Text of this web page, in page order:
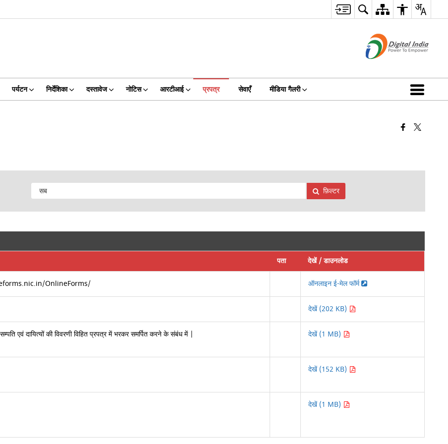
पर्यटन निर्देशिका दस्तावेज नोटिस आरटीआई प्रपत्र सेवाएँ मीडिया गैलरी
फ़िल्टर
पता देखें / डाउनलोड
OnlineForms/ ऑनलाइन ई-मेल फॉर्म
देखें (202 KB)
एवं दायित्यों की विवरणी विहित प्रपत्र में भरकर समर्पित करने के संबंध में | देखें (1 MB)
देखें (152 KB)
देखें (1 MB)